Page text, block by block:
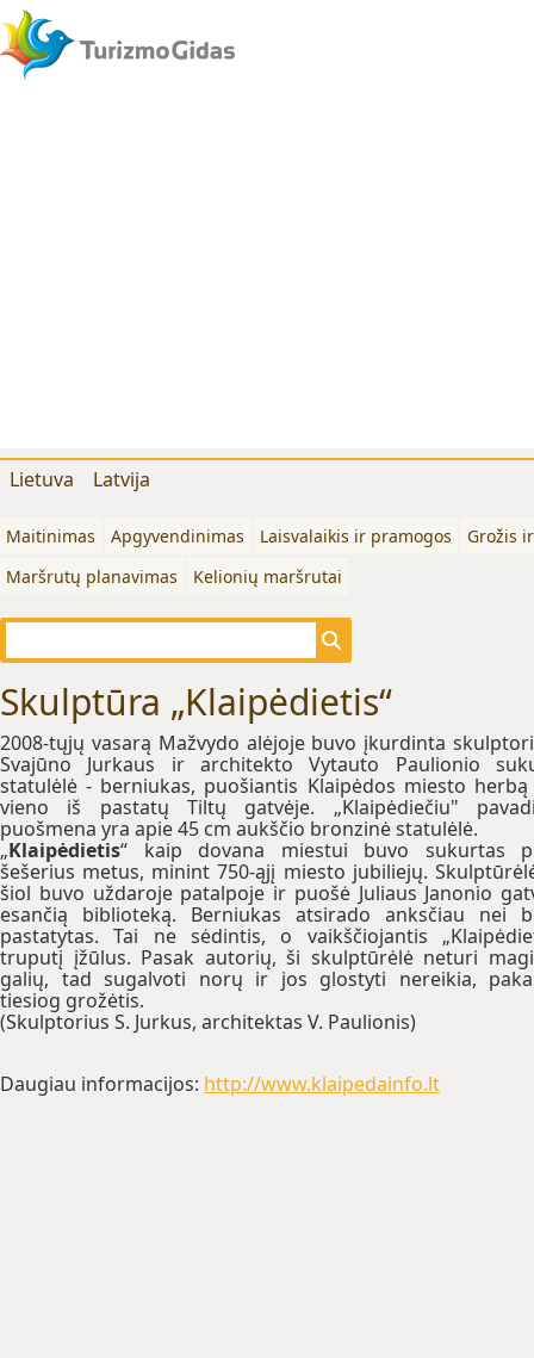
Lietuva Latvija
Maitinimas Apgyvendinimas Laisvalaikis ir pramogos
Grožis
Maršrutų planavimas
Kelionių maršrutai
Skulptūra „Klaipėdietis“
2008-tųjų vasarą Mažvydo alėjoje buvo įkurdinta
Svajūno Jurkaus ir architekto Vytauto Paulionio
statulėlė - berniukas, puošiantis Klaipėdos miesto
vieno iš pastatų Tiltų gatvėje. „Klaipėdiečiu"
puošmena yra apie 45 cm aukščio bronzinė statulėlė.
„Klaipėdietis“ kaip dovana miestui buvo sukurtas
šešerius metus, minint 750-ąjį miesto jubiliejų.
šiol buvo uždaroje patalpoje ir puošė Juliaus Janonio
esančią biblioteką. Berniukas atsirado anksčiau nei
pastatytas. Tai ne sėdintis, o vaikščiojantis
truputį įžūlus. Pasak autorių, ši skulptūrėlė neturi
galių, tad sugalvoti norų ir jos glostyti nereikia,
tiesiog grožėtis.
(Skulptorius S. Jurkus, architektas V. Paulionis)
Daugiau informacijos: http://www.klaipedainfo.lt